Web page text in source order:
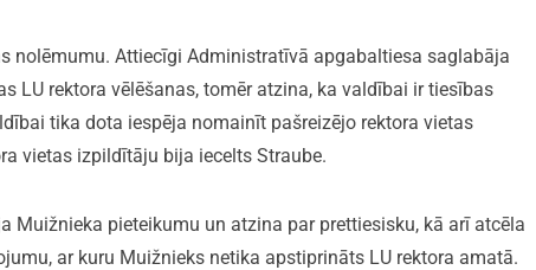
nolēmumu. Attiecīgi Administratīvā apgabaltiesa saglabāja
LU rektora vēlēšanas, tomēr atzina, ka valdībai ir tiesības
tika dota iespēja nomainīt pašreizējo rektora vietas
vietas izpildītāju bija iecelts Straube.
Muižnieka pieteikumu un atzina par prettiesisku, kā arī atcēla
ar kuru Muižnieks netika apstiprināts LU rektora amatā.